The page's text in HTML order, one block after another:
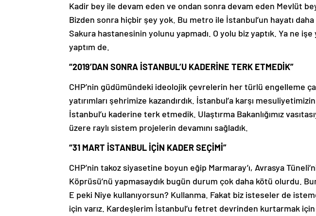
Kadir bey ile devam eden ve ondan sonra devam eden Mevlüt
Bizden sonra hiçbir şey yok. Bu metro ile İstanbul’un hayatı
Sakura hastanesinin yolunu yapmadı. O yolu biz yaptık. Ya ne
yaptım de.
“2019’DAN SONRA İSTANBUL’U KADERİNE TERK ETMEDİK”
CHP’nin güdümündeki ideolojik çevrelerin her türlü engelleme
yatırımları şehrimize kazandırdık. İstanbul’a karşı
İstanbul’u kaderine terk etmedik. Ulaştırma Bakanlığımız
üzere raylı sistem projelerin devamını sağladık.
“31 MART İSTANBUL İÇİN KADER SEÇİMİ”
CHP’nin takoz siyasetine boyun eğip Marmaray’ı, Avrasya
Köprüsü’nü yapmasaydık bugün durum çok daha kötü olurdu.
E peki Niye kullanıyorsun? Kullanma. Fakat biz isteseler de
için varız. Kardeşlerim İstanbul’u fetret devrinden kurtarmak